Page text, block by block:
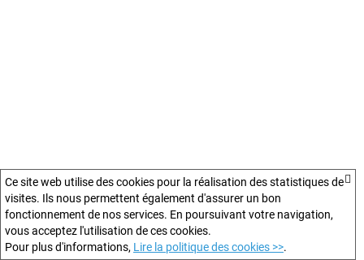
Ce site web utilise des cookies pour la réalisation des statistiques de
visites. Ils nous permettent également d'assurer un bon
fonctionnement de nos services. En poursuivant votre navigation,
vous acceptez l'utilisation de ces cookies.
Pour plus d'informations, Lire la politique des cookies >>.